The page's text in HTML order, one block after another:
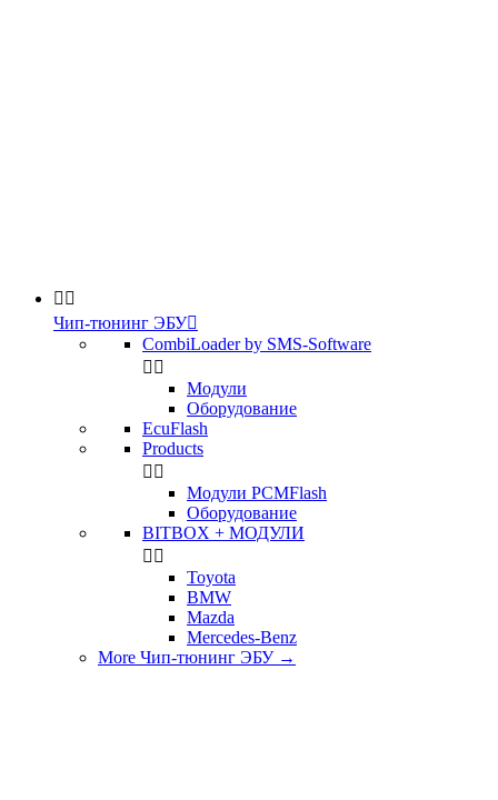
 
Чип-тюнинг ЭБУ
CombiLoader by SMS-Software
 
Модули
Оборудование
EcuFlash
Products
 
Модули PCMFlash
Оборудование
BITBOX + МОДУЛИ
 
Toyota
BMW
Mazda
Mercedes-Benz
More Чип-тюнинг ЭБУ →